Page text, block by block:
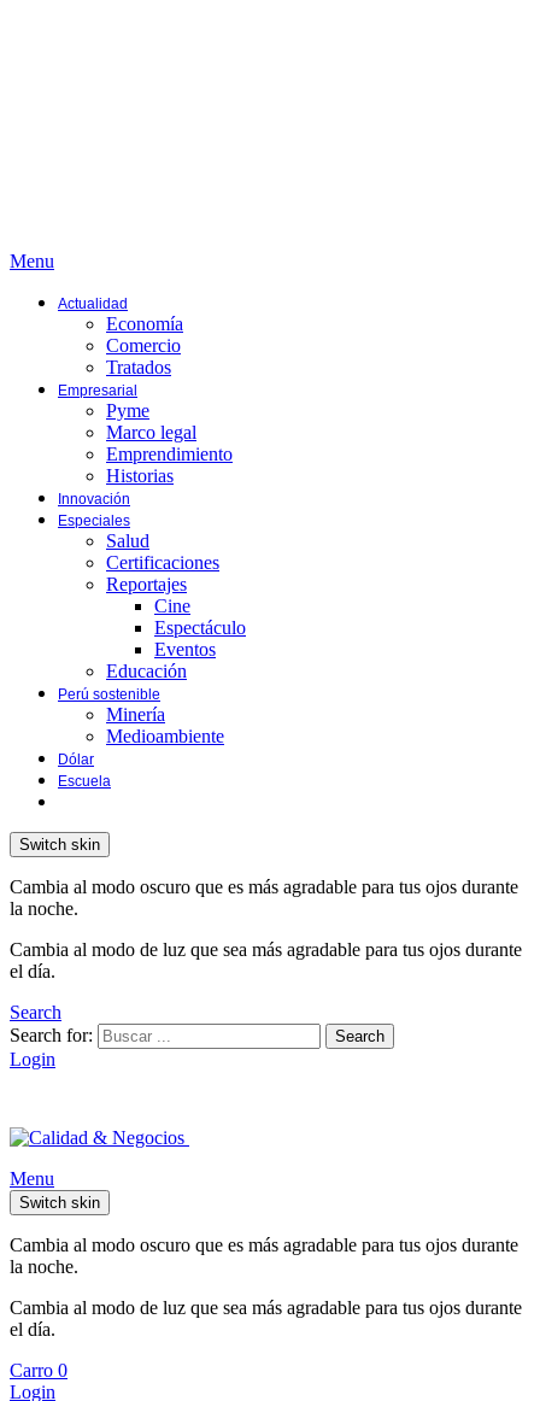
Menu
Actualidad
Economía
Comercio
Tratados
Empresarial
Pyme
Marco legal
Emprendimiento
Historias
Innovación
Especiales
Salud
Certificaciones
Reportajes
Cine
Espectáculo
Eventos
Educación
Perú sostenible
Minería
Medioambiente
Dólar
Escuela
Switch skin
Cambia al modo oscuro que es más agradable para tus ojos durante
la noche.
Cambia al modo de luz que sea más agradable para tus ojos durante
el día.
Search
Search for:
Search
Login
Menu
Switch skin
Cambia al modo oscuro que es más agradable para tus ojos durante
la noche.
Cambia al modo de luz que sea más agradable para tus ojos durante
el día.
Carro 0
Login